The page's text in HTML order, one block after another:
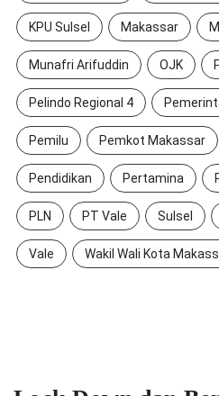
KPU Sulsel Makassar
Munafri Arifuddin OJK
Pelindo Regional 4
Pemilu Pemkot Makassar
Pendidikan Pertamina
PLN PT Vale Sulsel
Vale Wakil Wali Kota